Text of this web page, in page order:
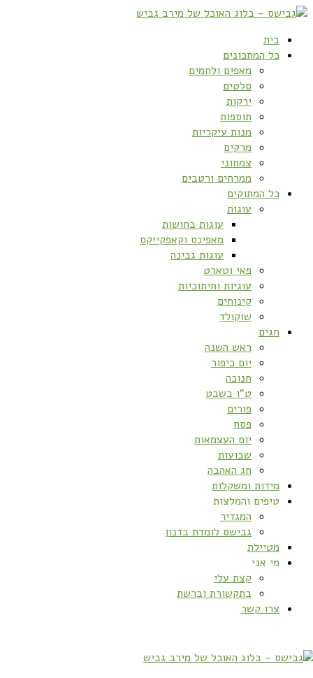
בית
כל המתכונים
מאפים ולחמים
סלטים
ירקות
תוספות
מנות עיקריות
מרקים
צמחוני
ממרחים ורטבים
כל המתוקים
עוגות
עוגות בחושות
מאפינס וקאפקייקס
עוגות גבינה
פאי וטארט
עוגיות וחיתוכיות
קינוחים
שוקולד
חגים
ראש השנה
יום כיפור
חנוכה
ט”ו בשבט
פורים
פסח
יום העצמאות
שבועות
חג האהבה
מידות ומשקלות
טיפים והמלצות
המגדיר
גבישס לומדת בדנון
מטיילת
מי אני
קצת עלי
בתקשורת וברשת
צרו קשר